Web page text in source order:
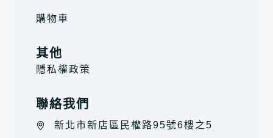
購物車
其他
隱私權政策
聯絡我們
新北市新店區民權路95號6樓之5